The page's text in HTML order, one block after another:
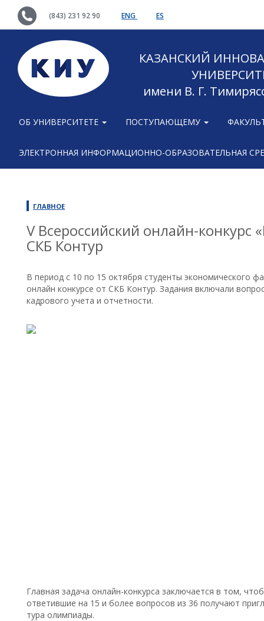
(843) 231 92 90 ENG ES
КАЗАНСКИЙ
имени В. Г.
ОБ УНИВЕРСИТЕТЕ ПОСТУПАЮЩЕМУ
ЭЛЕКТРОННАЯ ИНФОРМАЦИОННО-ОБРАЗОВАТЕЛЬНАЯ
ГЛАВНОЕ
V Всероссийский онлайн-конкурс
СКБ Контур
В период с 10 по 15 октября студенты экономического
онлайн конкурсе от СКБ Контур. Задания включали
кадрового учета и отчетности.
Главная задача онлайн-конкурса заключается в том,
ответившие на 15 и более вопросов из 36 получают
тура олимпиады.